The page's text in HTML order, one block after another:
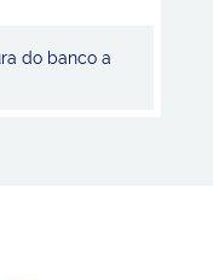
do banco a